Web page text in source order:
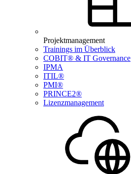
Projektmanagement
Trainings im Überblick
COBIT® & IT Governance
IPMA
ITIL®
PMI®
PRINCE2®
Lizenzmanagement